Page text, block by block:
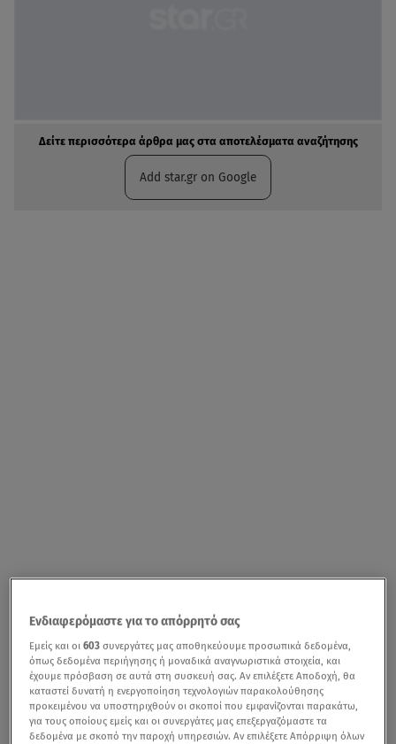
Δείτε περισσότερα άρθρα μας στα αποτελέσματα αναζήτησης
Add star.gr on Google
Ενδιαφερόμαστε για το απόρρητό σας
Εμείς και οι603 συνεργάτες μας αποθηκεύουμε προσωπικά δεδομένα,
όπως δεδομένα περιήγησης ή μοναδικά αναγνωριστικά στοιχεία, και
έχουμε πρόσβαση σε αυτά στη συσκευή σας. Αν επιλέξετε Αποδοχή, θα
καταστεί δυνατή η ενεργοποίηση τεχνολογιών παρακολούθησης
προκειμένου να υποστηριχθούν οι σκοποί που εμφανίζονται παρακάτω,
για τους οποίους εμείς και οι συνεργάτες μας επεξεργαζόμαστε τα
δεδομένα με σκοπό την παροχή υπηρεσιών. Αν επιλέξετε Απόρριψη όλων